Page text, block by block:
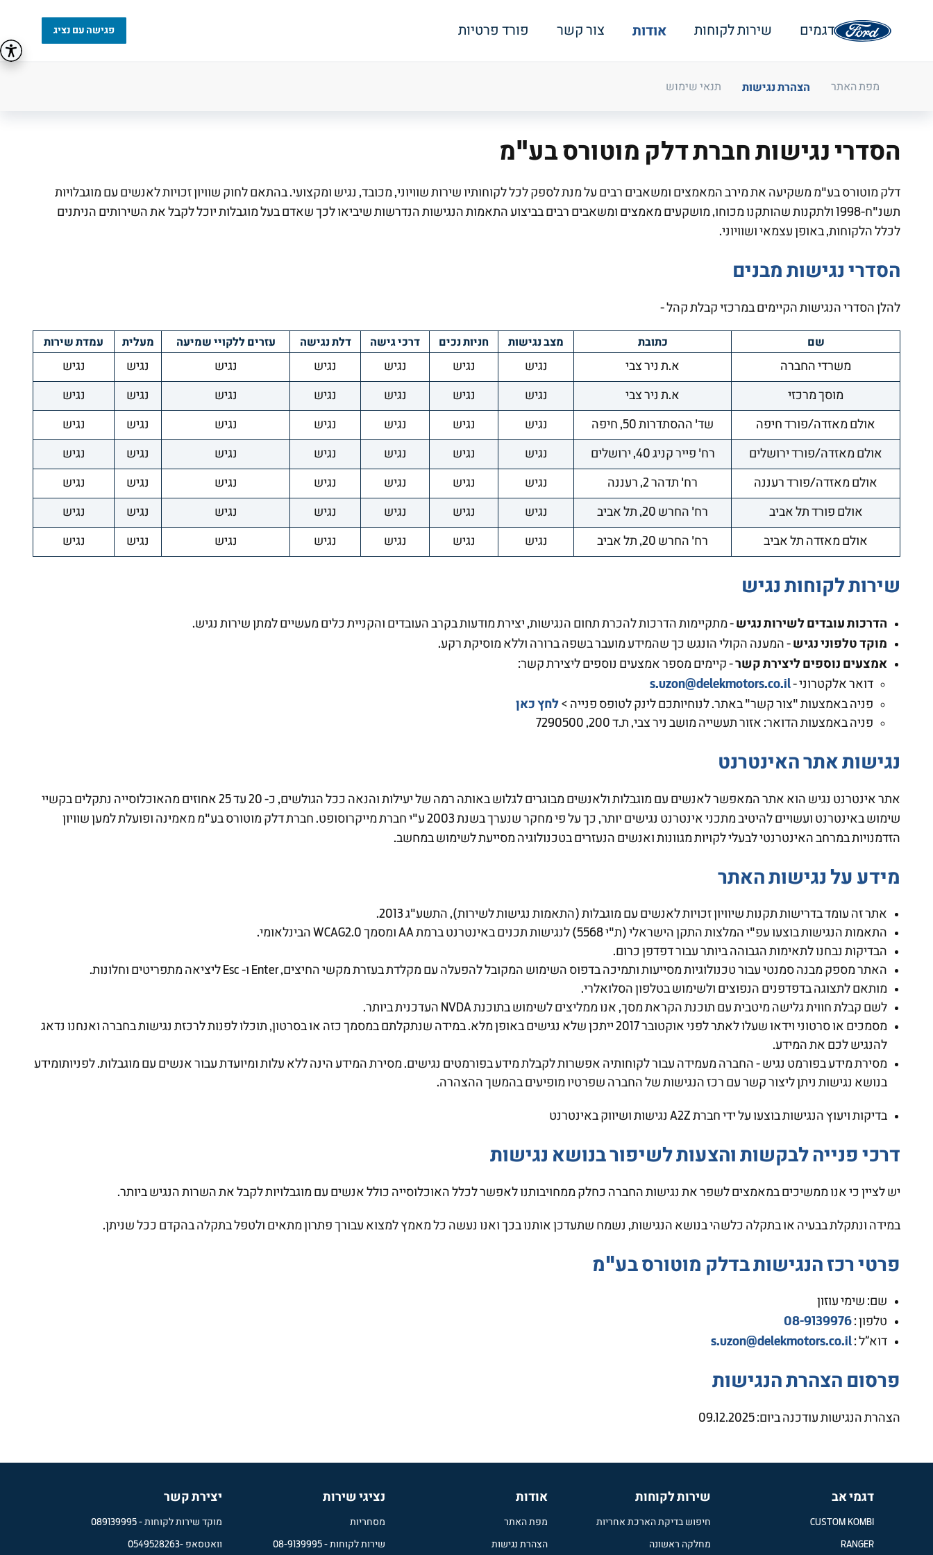
דגמים שירות לקוחות אודות צור קשר פורד פרטיות פגישה עם נציג
מפת האתר הצהרת נגישות תנאי שימוש
הסדרי נגישות חברת דלק מוטורס בע"מ
דלק מוטורס בע"מ משקיעה את מירב המאמצים ומשאבים רבים על מנת לספק לכל לקוחותיו שירות שוויוני, מכובד, נגיש ומקצועי. בהתאם לחוק שוויון זכויות לאנשים עם מוגבלויות
תשנ"ח-1998 ולתקנות שהותקנו מכוחו, מושקעים מאמצים ומשאבים רבים בביצוע התאמות הנגישות הנדרשות שיביאו לכך שאדם בעל מוגבלות יוכל לקבל את השירותים הניתנים
לכלל הלקוחות, באופן עצמאי ושוויוני.
הסדרי נגישות מבנים
להלן הסדרי הנגישות הקיימים במרכזי קבלת קהל -
שם כתובת מצב נגישות חניות נכים דרכי גישה דלת נגישה עזרים ללקויי שמיעה מעלית עמדת שירות
משרדי החברה א.ת ניר צבי נגיש נגיש נגיש נגיש נגיש נגיש נגיש
מוסך מרכזי א.ת ניר צבי נגיש נגיש נגיש נגיש נגיש נגיש נגיש
אולם מאזדה/פורד חיפה שד' ההסתדרות 50, חיפה נגיש נגיש נגיש נגיש נגיש נגיש נגיש
אולם מאזדה/פורד ירושלים רח' פייר קניג 40, ירושלים נגיש נגיש נגיש נגיש נגיש נגיש נגיש
אולם מאזדה/פורד רעננה רח' תדהר 2, רעננה נגיש נגיש נגיש נגיש נגיש נגיש נגיש
אולם פורד תל אביב רח' החרש 20, תל אביב נגיש נגיש נגיש נגיש נגיש נגיש נגיש
אולם מאזדה תל אביב רח' החרש 20, תל אביב נגיש נגיש נגיש נגיש נגיש נגיש נגיש
שירות לקוחות נגיש
הדרכות עובדים לשירות נגיש - מתקיימות הדרכות להכרת תחום הנגישות, יצירת מודעות בקרב העובדים והקניית כלים מעשיים למתן שירות נגיש.
מוקד טלפוני נגיש - המענה הקולי הונגש כך שהמידע מועבר בשפה ברורה וללא מוסיקת רקע.
אמצעים נוספים ליצירת קשר- קיימים מספר אמצעים נוספים ליצירת קשר:
דואר אלקטרוני -s.uzon@delekmotors.co.il
פניה באמצעות "צור קשר" באתר. לנוחיותכם לינק לטופס פנייה > לחץ כאן
פניה באמצעות הדואר: אזור תעשייה מושב ניר צבי, ת.ד 200, 7290500
נגישות אתר האינטרנט
אתר אינטרנט נגיש הוא אתר המאפשר לאנשים עם מוגבלות ולאנשים מבוגרים לגלוש באותה רמה של יעילות והנאה ככל הגולשים, כ- 20 עד 25 אחוזים מהאוכלוסייה נתקלים בקשיי
שימוש באינטרנט ועשויים להיטיב מתכני אינטרנט נגישים יותר, כך על פי מחקר שנערך בשנת 2003 ע"י חברת מייקרוסופט. חברת דלק מוטורס בע"מ מאמינה ופועלת למען שוויון
הזדמנויות במרחב האינטרנטי לבעלי לקויות מגוונות ואנשים הנעזרים בטכנולוגיה מסייעת לשימוש במחשב.
מידע על נגישות האתר
אתר זה עומד בדרישות תקנות שיוויון זכויות לאנשים עם מוגבלות (התאמות נגישות לשירות), התשע"ג 2013.
התאמות הנגישות בוצעו עפ"י המלצות התקן הישראלי (ת"י 5568) לנגישות תכנים באינטרנט ברמת AA ומסמך WCAG2.0 הבינלאומי.
הבדיקות נבחנו לתאימות הגבוהה ביותר עבור דפדפן כרום.
האתר מספק מבנה סמנטי עבור טכנולוגיות מסייעות ותמיכה בדפוס השימוש המקובל להפעלה עם מקלדת בעזרת מקשי החיצים, Enter ו- Esc ליציאה מתפריטים וחלונות.
מותאם לתצוגה בדפדפנים הנפוצים ולשימוש בטלפון הסלואלרי.
לשם קבלת חווית גלישה מיטבית עם תוכנת הקראת מסך, אנו ממליצים לשימוש בתוכנת NVDA העדכנית ביותר.
מסמכים או סרטוני וידאו שעלו לאתר לפני אוקטובר 2017 ייתכן שלא נגישים באופן מלא. במידה שנתקלתם במסמך כזה או בסרטון, תוכלו לפנות לרכזת נגישות בחברה ואנחנו נדאג
להנגיש לכם את המידע.
מסירת מידע בפורמט נגיש - החברה מעמידה עבור לקוחותיה אפשרות לקבלת מידע בפורמטים נגישים. מסירת המידע הינה ללא עלות ומיועדת עבור אנשים עם מוגבלות. לפניותומידע
בנושא נגישות ניתן ליצור קשר עם רכז הנגישות של החברה שפרטיו מופיעים בהמשך ההצהרה.
בדיקות ויעוץ הנגישות בוצעו על ידי חברת A2Z נגישות ושיווק באינטרנט
דרכי פנייה לבקשות והצעות לשיפור בנושא נגישות
יש לציין כי אנו ממשיכים במאמצים לשפר את נגישות החברה כחלק ממחויבותנו לאפשר לכלל האוכלוסייה כולל אנשים עם מוגבלויות לקבל את השרות הנגיש ביותר.
במידה ונתקלת בבעיה או בתקלה כלשהי בנושא הנגישות, נשמח שתעדכן אותנו בכך ואנו נעשה כל מאמץ למצוא עבורך פתרון מתאים ולטפל בתקלה בהקדם ככל שניתן.
פרטי רכז הנגישות בדלק מוטורס בע"מ
שם: שימי עוזון
טלפון :08-9139976
דוא”ל :s.uzon@delekmotors.co.il
פרסום הצהרת הנגישות
הצהרת הנגישות עודכנה ביום: 09.12.2025
דגמי אב
CUSTOM KOMBI
RANGER
שירות לקוחות
חיפוש בדיקת הארכת אחריות
מחלקה ראשונה
אודות
מפת האתר
הצהרת נגישות
נציגי שירות
מסחריות
שירות לקוחות -
08-9139995
יצירת קשר
מוקד שירות לקוחות - 089139995
וואטסאפ -0549528263